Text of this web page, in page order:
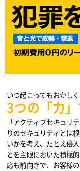
いつ起こってもおかし
3つの「力
「アクティブセキュリ
りのセキュリティとは
いかを考え、たとえ侵
とを主眼においた積極
応も前向きで、お客様